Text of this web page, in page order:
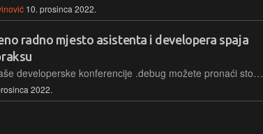
10. prosinca 2022.
radno mjesto asistenta i developera spaja
Na webu naše developerske konferencije .debug možete pronaći stotinjak otvorenih oglasa za pozicije kod najboljih domaćih IT kompanija. Danas ističemo oglas koji spaja znanstvenu i praktičnu karijeru
2022.